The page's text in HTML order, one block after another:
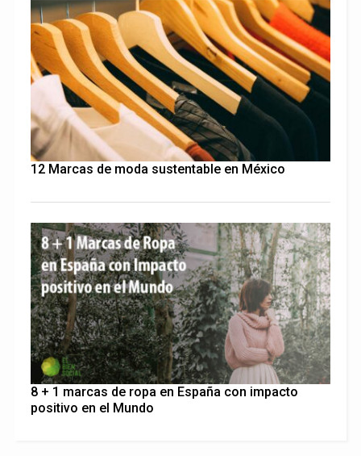
12 Marcas de moda sustentable en México
8 + 1 marcas de ropa en España con impacto
positivo en el Mundo